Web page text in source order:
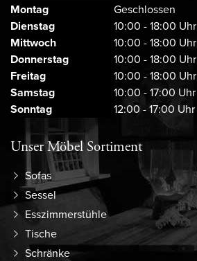
Montag
Geschlossen
Dienstag
10:00 - 18:00 Uhr
Mittwoch
10:00 - 18:00 Uhr
Donnerstag
10:00 - 18:00 Uhr
Freitag
10:00 - 18:00 Uhr
Samstag
10:00 - 17:00 Uhr
Sonntag
12:00 - 17:00 Uhr
Unser Möbel Sortiment
Sofas
Sessel
Esszimmerstühle
Tische
Schränke